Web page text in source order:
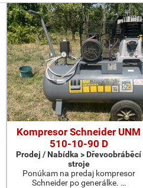
Kompresor Schneider UNM
510-10-90 D
Prodej / Nabídka > Dřevoobráběcí
stroje
Ponúkam na predaj kompresor
Schneider po generálke. …